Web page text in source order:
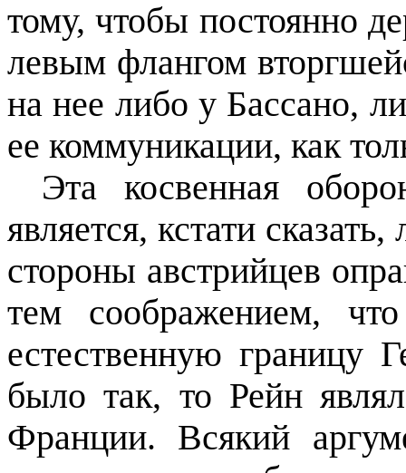
тому, чтобы постоянно
левым флангом
на нее либо у Бассано,
ее коммуникации, как
Эта косвенная
является, кстати
стороны австрийцев
тем соображением,
естественную границу
было так, то Рейн
Франции. Всякий